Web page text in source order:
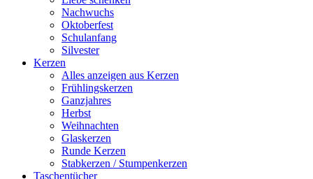
Nachwuchs
Oktoberfest
Schulanfang
Silvester
Kerzen
Alles anzeigen aus Kerzen
Frühlingskerzen
Ganzjahres
Herbst
Weihnachten
Glaskerzen
Runde Kerzen
Stabkerzen / Stumpenkerzen
Taschentücher